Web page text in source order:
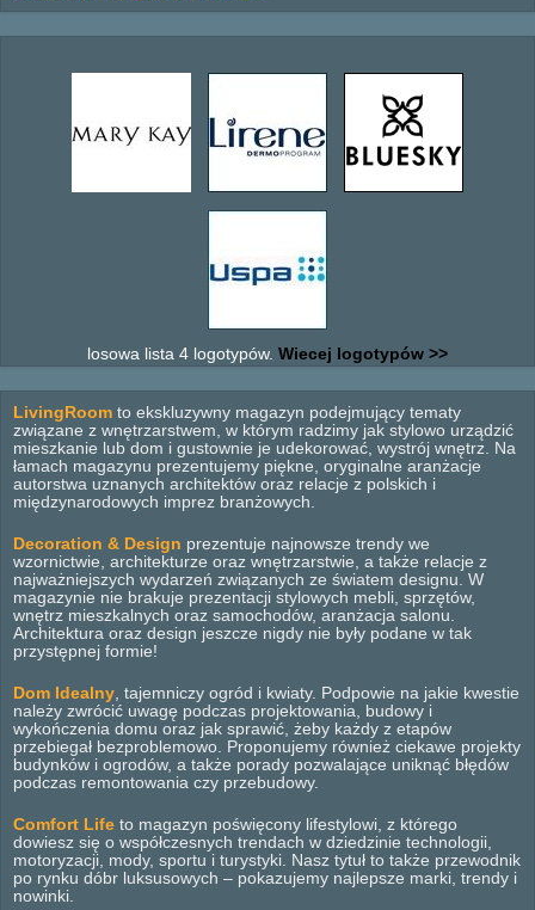
losowa lista 4 logotypów. Wiecej logotypów >>
LivingRoom to ekskluzywny magazyn podejmujący tematy
związane z wnętrzarstwem, w którym radzimy jak stylowo urządzić
mieszkanie lub dom i gustownie je udekorować, wystrój wnętrz. Na
łamach magazynu prezentujemy piękne, oryginalne aranżacje
autorstwa uznanych architektów oraz relacje z polskich i
międzynarodowych imprez branżowych.
Decoration & Design prezentuje najnowsze trendy we
wzornictwie, architekturze oraz wnętrzarstwie, a także relacje z
najważniejszych wydarzeń związanych ze światem designu. W
magazynie nie brakuje prezentacji stylowych mebli, sprzętów,
wnętrz mieszkalnych oraz samochodów, aranżacja salonu.
Architektura oraz design jeszcze nigdy nie były podane w tak
przystępnej formie!
Dom Idealny , tajemniczy ogród i kwiaty. Podpowie na jakie kwestie
należy zwrócić uwagę podczas projektowania, budowy i
wykończenia domu oraz jak sprawić, żeby każdy z etapów
przebiegał bezproblemowo. Proponujemy również ciekawe projekty
budynków i ogrodów, a także porady pozwalające uniknąć błędów
podczas remontowania czy przebudowy.
Comfort Life to magazyn poświęcony lifestylowi, z którego
dowiesz się o współczesnych trendach w dziedzinie technologii,
motoryzacji, mody, sportu i turystyki. Nasz tytuł to także przewodnik
po rynku dóbr luksusowych – pokazujemy najlepsze marki, trendy i
nowinki.